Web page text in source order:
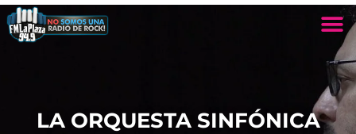
LA ORQUESTA SINFÓNICA